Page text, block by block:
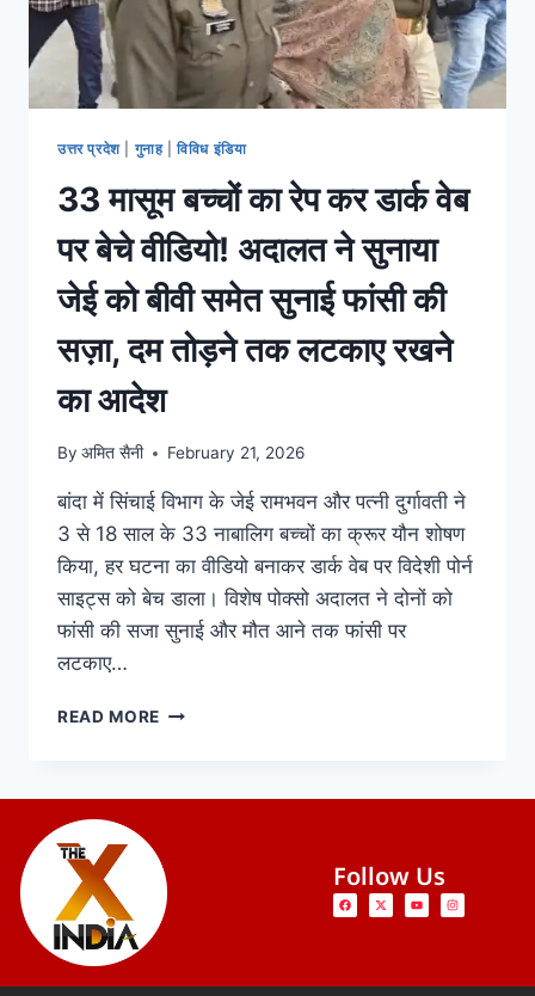
उत्तर प्रदेश| गुनाह|विविध इंडिया
33 मासूम बच्चों का रेप कर डार्क वेब
पर बेचे वीडियो! अदालत ने सुनाया
जेई को बीवी समेत सुनाई फांसी की
सज़ा, दम तोड़ने तक लटकाए रखने
का आदेश
By अमित सैनी February 21, 2026
बांदा में सिंचाई विभाग के जेई रामभवन और पत्नी दुर्गावती ने
3 से 18 साल के 33 नाबालिग बच्चों का क्रूर यौन शोषण
किया, हर घटना का वीडियो बनाकर डार्क वेब पर विदेशी पोर्न
साइट्स को बेच डाला। विशेष पोक्सो अदालत ने दोनों को
फांसी की सजा सुनाई और मौत आने तक फांसी पर
लटकाए…
READ MORE
Follow Us